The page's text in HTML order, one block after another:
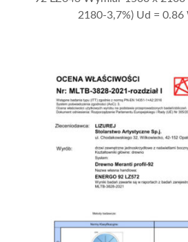
2180-3,7%) Ud = 0.86